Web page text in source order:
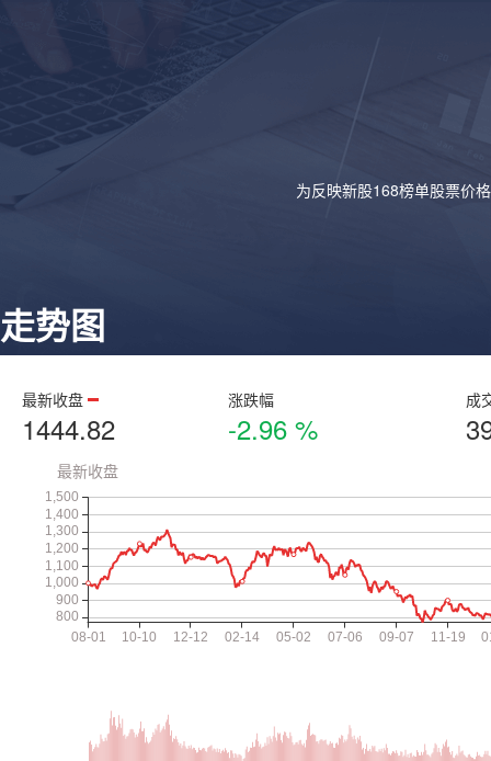
为反映新股168榜单股票价
走势图
最新收盘
1444.82
涨跌幅
-2.96 %
成